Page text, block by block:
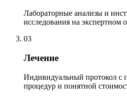
Лабораторные анализы и
исследования на экспертном
03
Лечение
Индивидуальный протокол с
процедур и понятной